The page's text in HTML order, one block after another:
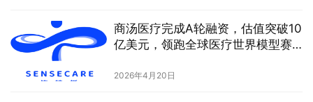
商汤医疗完成A轮融资，估值突破10
亿美元，领跑全球医疗世界模型赛
2026年4月20日